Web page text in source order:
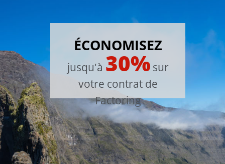
ÉCONOMISEZ
jusqu'à 30% sur
votre contrat de
Factoring